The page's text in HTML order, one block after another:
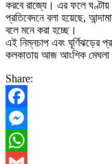
করবে রাজ্যে। এর ফলে ঘণ্টায়
প্রতিবেদনে বলা হয়েছে,
বলে মনে করা হচ্ছে।
এই নিম্নচাপ এবং ঘূর্ণিঝড়ের
কলকাতায় আজ আংশিক মেঘলা
Share:
Facebook
Messenger